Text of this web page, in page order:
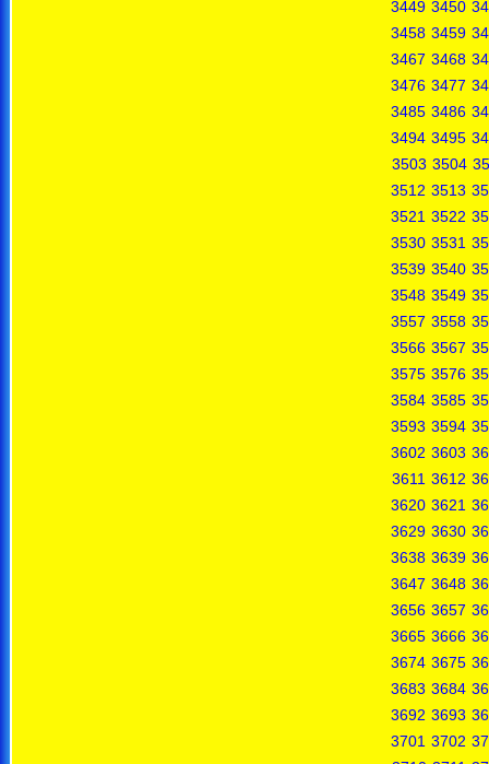
3449 3450
3458 3459
3467 3468
3476 3477
3485 3486
3494 3495
3503 3504
3512 3513
3521 3522
3530 3531
3539 3540
3548 3549
3557 3558
3566 3567
3575 3576
3584 3585
3593 3594
3602 3603
3611 3612
3620 3621
3629 3630
3638 3639
3647 3648
3656 3657
3665 3666
3674 3675
3683 3684
3692 3693
3701 3702